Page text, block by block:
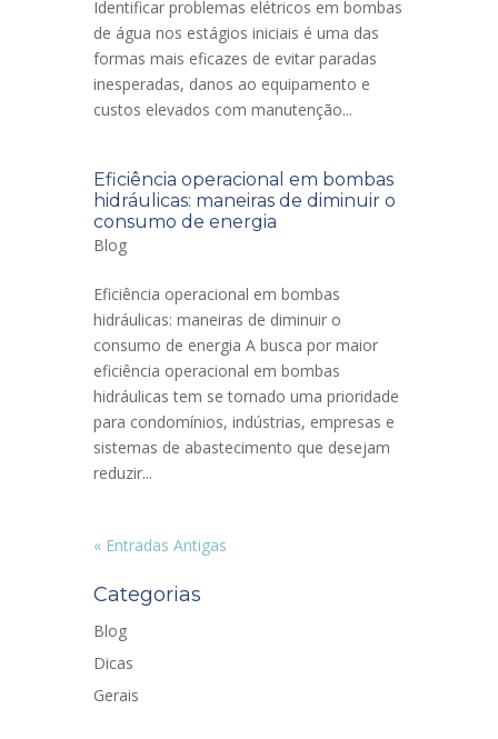
Identificar problemas elétricos em bombas
de água nos estágios iniciais é uma das
formas mais eficazes de evitar paradas
inesperadas, danos ao equipamento e
custos elevados com manutenção...
Eficiência operacional em bombas
hidráulicas: maneiras de diminuir o
consumo de energia
Blog
Eficiência operacional em bombas
hidráulicas: maneiras de diminuir o
consumo de energia A busca por maior
eficiência operacional em bombas
hidráulicas tem se tornado uma prioridade
para condomínios, indústrias, empresas e
sistemas de abastecimento que desejam
reduzir...
« Entradas Antigas
Categorias
Blog
Dicas
Gerais